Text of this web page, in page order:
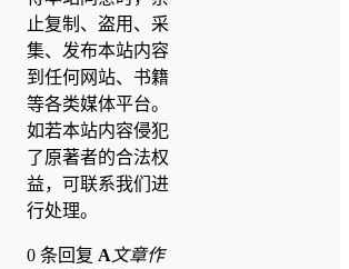
止复制、盗用、采
集、发布本站内容
到任何网站、书籍
等各类媒体平台。
如若本站内容侵犯
了原著者的合法权
益，可联系我们进
行处理。
0 条回复 A 文章作